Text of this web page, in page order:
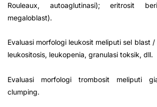
Rouleaux, autoaglutinasi); eritrosit
megaloblast).
Evaluasi morfologi leukosit meliputi sel blast
leukositosis, leukopenia, granulasi toksik, dll.
Evaluasi morfologi trombosit meliputi
clumping.